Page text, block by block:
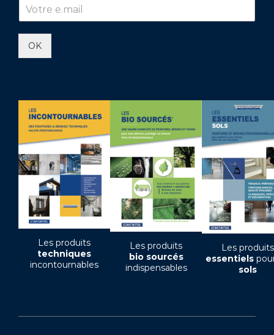
OK
Les produits
techniques
incontournables
Les produits
bio sourcés
indispensables
Les produits
essentiels
sols